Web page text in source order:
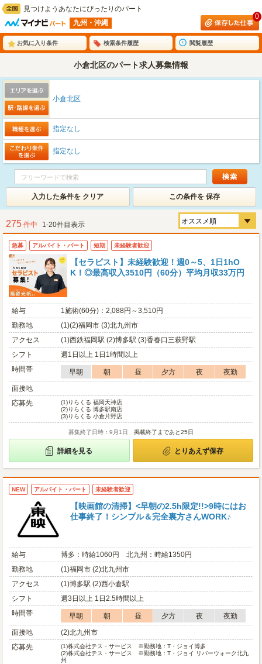
見つけようあなたにぴったりのパート
九州・沖縄
0
お気に入り条件 検索条件履歴 閲覧履歴
小倉北区のパート求人募集情報
小倉北区
指定なし
指定なし
入力した条件を クリア この条件を 保存
275 件中 1-20件目表示
急募 アルバイト・パート 短期 未経験者歓迎
【セラピスト】未経験歓迎！週0～5、1日1hO
K！◎最高収入3510円（60分）平均月収33万円
給与
1施術(60分)：2,088円～3,510円
勤務地
(1)(2)福岡市 (3)北九州市
アクセス
(1)西鉄福岡駅 (2)博多駅 (3)香春口三萩野駅
シフト
週1日以上 1日1時間以上
時間帯
早朝 朝 昼 夕方 夜
夜勤
面接地
応募先
(1)りらくる 福岡天神店
(2)りらくる 博多駅南店
(3)りらくる 小倉片野店
募集終了日時：9月1日 掲載終了まであと25日
詳細を見る とりあえず保存
NEW アルバイト・パート 未経験者歓迎
【映画館の清掃】<早朝の2.5h限定!!>9時にはお
仕事終了！シンプル＆完全裏方さんWORK♪
給与
博多：時給1060円 北九州：時給1350円
勤務地
(1)福岡市 (2)北九州市
アクセス
(1)博多駅 (2)西小倉駅
シフト
週3日以上 1日2.5時間以上
時間帯
早朝 朝 昼 夕方 夜
夜勤
面接地
(2)北九州市
応募先
(1)株式会社テス・サービス ※勤務地：T・ジョイ博多
(2)株式会社テス・サービス ※勤務地：T・ジョイ リバーウォーク北九
州